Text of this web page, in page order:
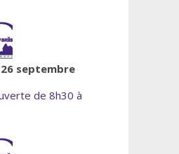
septembre
de 8h30 à